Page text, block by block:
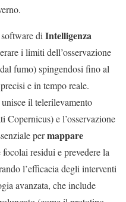
diIntelligenza
i limiti dell’osservazione
fumo) spingendosi fino al
e in tempo reale.
il telerilevamento
Copernicus) e l’osservazione
permappare
residui e prevedere la
l’efficacia degli interventi
avanzata, che include